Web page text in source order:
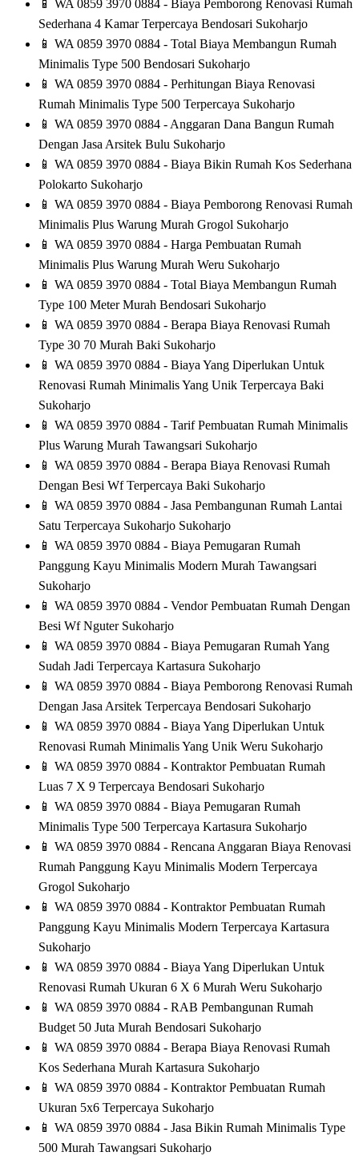
📱
WA 0859 3970 0884 - Biaya Pemborong Renovasi Rumah
Sederhana 4 Kamar Terpercaya Bendosari Sukoharjo
📱 WA 0859 3970 0884 - Total Biaya Membangun Rumah
Minimalis Type 500 Bendosari Sukoharjo
📱 WA 0859 3970 0884 - Perhitungan Biaya Renovasi
Rumah Minimalis Type 500 Terpercaya Sukoharjo
📱 WA 0859 3970 0884 - Anggaran Dana Bangun Rumah
Dengan Jasa Arsitek Bulu Sukoharjo
📱 WA 0859 3970 0884 - Biaya Bikin Rumah Kos Sederhana
Polokarto Sukoharjo
📱 WA 0859 3970 0884 - Biaya Pemborong Renovasi Rumah
Minimalis Plus Warung Murah Grogol Sukoharjo
📱 WA 0859 3970 0884 - Harga Pembuatan Rumah
Minimalis Plus Warung Murah Weru Sukoharjo
📱 WA 0859 3970 0884 - Total Biaya Membangun Rumah
Type 100 Meter Murah Bendosari Sukoharjo
📱 WA 0859 3970 0884 - Berapa Biaya Renovasi Rumah
Type 30 70 Murah Baki Sukoharjo
📱 WA 0859 3970 0884 - Biaya Yang Diperlukan Untuk
Renovasi Rumah Minimalis Yang Unik Terpercaya Baki
Sukoharjo
📱 WA 0859 3970 0884 - Tarif Pembuatan Rumah Minimalis
Plus Warung Murah Tawangsari Sukoharjo
📱 WA 0859 3970 0884 - Berapa Biaya Renovasi Rumah
Dengan Besi Wf Terpercaya Baki Sukoharjo
📱 WA 0859 3970 0884 - Jasa Pembangunan Rumah Lantai
Satu Terpercaya Sukoharjo Sukoharjo
📱 WA 0859 3970 0884 - Biaya Pemugaran Rumah
Panggung Kayu Minimalis Modern Murah Tawangsari
Sukoharjo
📱 WA 0859 3970 0884 - Vendor Pembuatan Rumah Dengan
Besi Wf Nguter Sukoharjo
📱 WA 0859 3970 0884 - Biaya Pemugaran Rumah Yang
Sudah Jadi Terpercaya Kartasura Sukoharjo
📱 WA 0859 3970 0884 - Biaya Pemborong Renovasi Rumah
Dengan Jasa Arsitek Terpercaya Bendosari Sukoharjo
📱 WA 0859 3970 0884 - Biaya Yang Diperlukan Untuk
Renovasi Rumah Minimalis Yang Unik Weru Sukoharjo
📱 WA 0859 3970 0884 - Kontraktor Pembuatan Rumah
Luas 7 X 9 Terpercaya Bendosari Sukoharjo
📱 WA 0859 3970 0884 - Biaya Pemugaran Rumah
Minimalis Type 500 Terpercaya Kartasura Sukoharjo
📱 WA 0859 3970 0884 - Rencana Anggaran Biaya Renovasi
Rumah Panggung Kayu Minimalis Modern Terpercaya
Grogol Sukoharjo
📱 WA 0859 3970 0884 - Kontraktor Pembuatan Rumah
Panggung Kayu Minimalis Modern Terpercaya Kartasura
Sukoharjo
📱 WA 0859 3970 0884 - Biaya Yang Diperlukan Untuk
Renovasi Rumah Ukuran 6 X 6 Murah Weru Sukoharjo
📱 WA 0859 3970 0884 - RAB Pembangunan Rumah
Budget 50 Juta Murah Bendosari Sukoharjo
📱 WA 0859 3970 0884 - Berapa Biaya Renovasi Rumah
Kos Sederhana Murah Kartasura Sukoharjo
📱 WA 0859 3970 0884 - Kontraktor Pembuatan Rumah
Ukuran 5x6 Terpercaya Sukoharjo
📱 WA 0859 3970 0884 - Jasa Bikin Rumah Minimalis Type
500 Murah Tawangsari Sukoharjo